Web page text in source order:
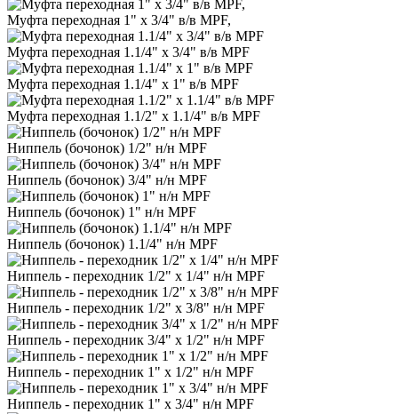
Муфта переходная 1" х 3/4" в/в MPF,
Муфта переходная 1.1/4" х 3/4" в/в MPF
Муфта переходная 1.1/4" х 1" в/в MPF
Муфта переходная 1.1/2" х 1.1/4" в/в MPF
Ниппель (бочонок) 1/2" н/н MPF
Ниппель (бочонок) 3/4" н/н MPF
Ниппель (бочонок) 1" н/н MPF
Ниппель (бочонок) 1.1/4" н/н MPF
Ниппель - переходник 1/2" х 1/4" н/н MPF
Ниппель - переходник 1/2" х 3/8" н/н MPF
Ниппель - переходник 3/4" х 1/2" н/н MPF
Ниппель - переходник 1" х 1/2" н/н MPF
Ниппель - переходник 1" х 3/4" н/н MPF